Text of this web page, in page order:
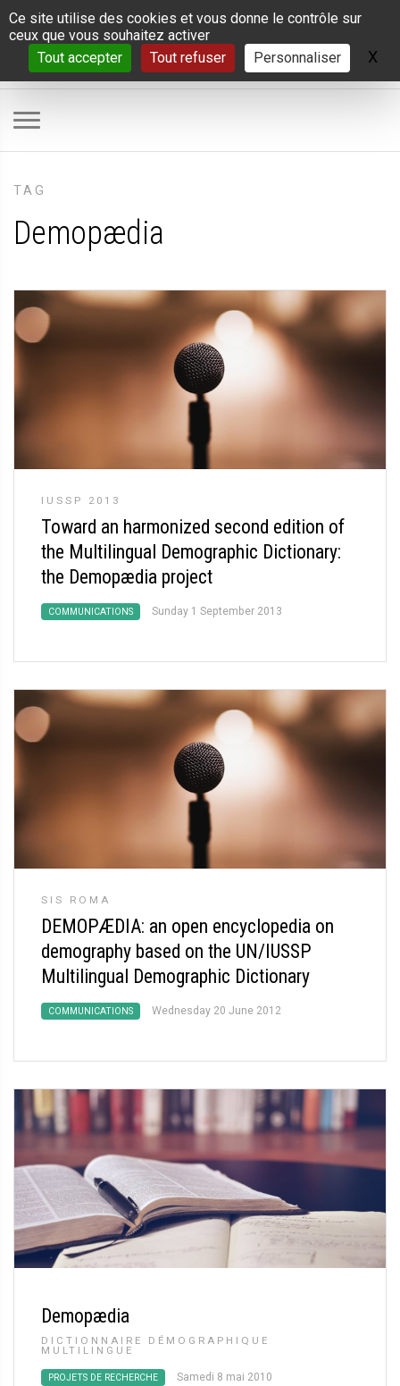
Panneau de gestion des cookies
Ce site utilise des cookies et vous donne le contrôle sur
ceux que vous souhaitez activer
Tout accepter
Tout refuser Personnaliser X
TAG
Demopædia
IUSSP 2013
Toward an harmonized second edition of
the Multilingual Demographic Dictionary:
the Demopædia project
COMMUNICATIONS Sunday 1 September 2013
SIS ROMA
DEMOPÆDIA: an open encyclopedia on
demography based on the UN/IUSSP
Multilingual Demographic Dictionary
COMMUNICATIONS Wednesday 20 June 2012
Demopædia
DICTIONNAIRE DÉMOGRAPHIQUE
MULTILINGUE
PROJETS DE RECHERCHE Samedi 8 mai 2010